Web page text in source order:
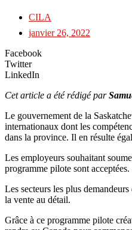
CILA
janvier 26, 2022
Facebook
Twitter
LinkedIn
Cet article a été rédigé par
Le gouvernement de la
internationaux dont les
dans la province. Il en résulte
Les employeurs souhaitant
programme pilote sont
Les secteurs les plus
la vente au détail.
Grâce à ce programme pilote